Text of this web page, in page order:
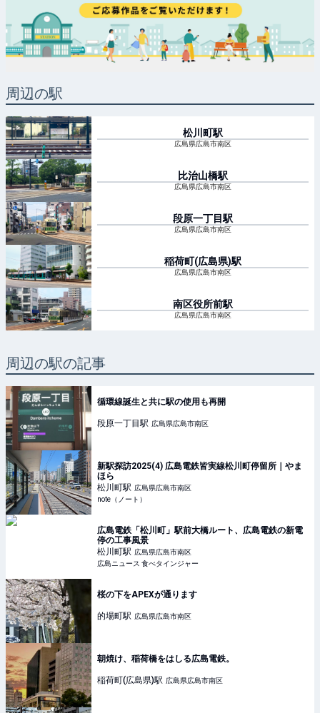
周辺の駅
松川町駅
広島県広島市南区
比治山橋駅
広島県広島市南区
段原一丁目駅
広島県広島市南区
稲荷町(広島県)駅
広島県広島市南区
南区役所前駅
広島県広島市南区
周辺の駅の記事
循環線誕生と共に駅の使用も再開
段原一丁目駅 広島県広島市南区
新駅探訪2025(4) 広島電鉄皆実線松川町停留所｜やま
ほら
松川町駅 広島県広島市南区
note（ノート）
広島電鉄「松川町」駅前大橋ルート、広島電鉄の新電
停の工事風景
松川町駅 広島県広島市南区
広島ニュース 食べタインジャー
桜の下をAPEXが通ります
的場町駅 広島県広島市南区
朝焼け、稲荷橋をはしる広島電鉄。
稲荷町(広島県)駅 広島県広島市南区